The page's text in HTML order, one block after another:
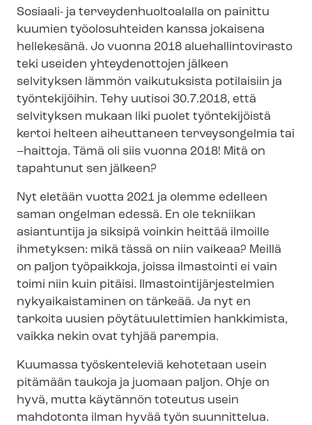
Sosiaali- ja ter­vey­den­huol­toa­lal­la on painittu
kuumien työolosuhteiden kanssa jokaisena
hellekesänä. Jo vuonna 2018 alue­hal­lin­to­vi­ras­to
teki useiden yhteydenottojen jälkeen
selvityksen lämmön vaikutuksista potilaisiin ja
työntekijöihin. Tehy uutisoi 30.7.2018, että
selvityksen mukaan liki puolet työntekijöistä
kertoi helteen aiheuttaneen terveysongelmia tai
–haittoja. Tämä oli siis vuonna 2018! Mitä on
tapahtunut sen jälkeen?
Nyt eletään vuotta 2021 ja olemme edelleen
saman ongelman edessä. En ole tekniikan
asiantuntija ja siksipä voinkin heittää ilmoille
ihmetyksen: mikä tässä on niin vaikeaa? Meillä
on paljon työpaikkoja, joissa ilmastointi ei vain
toimi niin kuin pitäisi. Il­mas­toin­ti­jär­jes­tel­mien
nykyaikaistaminen on tärkeää. Ja nyt en
tarkoita uusien pöytätuulettimien hankkimista,
vaikka nekin ovat tyhjää parempia.
Kuumassa työskenteleviä kehotetaan usein
pitämään taukoja ja juomaan paljon. Ohje on
hyvä, mutta käytännön toteutus usein
mahdotonta ilman hyvää työn suunnittelua.